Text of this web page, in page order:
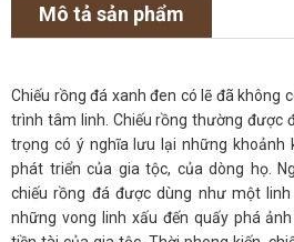
Mô tả sản phẩm
Chiếu rồng đá xanh đen có lẽ đã không
trình tâm linh. Chiếu rồng thường được
trọng có ý nghĩa lưu lại những khoảnh
phát triển của gia tộc, của dòng họ.
chiếu rồng đá được dùng như một
những vong linh xấu đến quấy phá